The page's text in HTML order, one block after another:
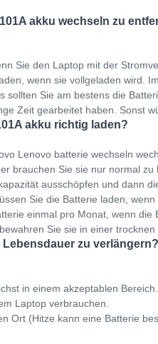
akku wechseln zu
Sie den Laptop mit der
wenn sie vollgeladen wird.
sollten Sie am bestens die
Zeit gearbeitet haben. Sonst
akku richtig laden?
Lenovo batterie wechseln
brauchen Sie sie nur normal zu
ausschöpfen und dann
Sie die Batterie laden,
einmal pro Monat, wenn die
Sie sie in einer trocknen
zu verlängern?
in einem akzeptablen Bereich.
Laptop verbrauchen.
Ort (Hitze kann eine Batterie